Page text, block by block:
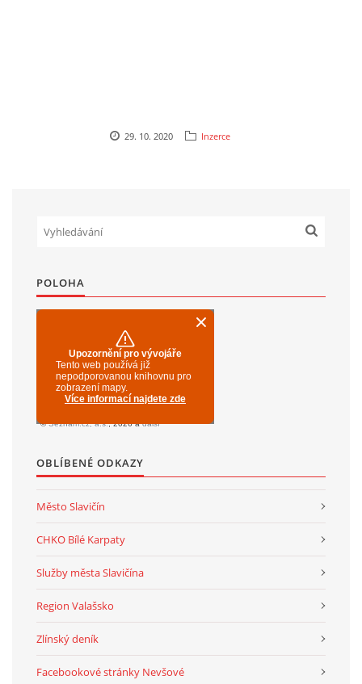
29. 10. 2020 Inzerce
POLOHA
OBLÍBENÉ ODKAZY
Město Slavičín
CHKO Bílé Karpaty
Služby města Slavičína
Region Valašsko
Zlínský deník
Facebookové stránky Nevšové